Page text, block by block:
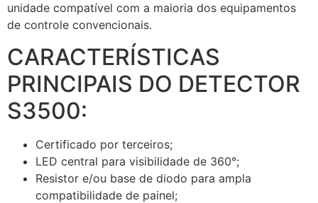
unidade compatível com a maioria dos equipamentos
de controle convencionais.
CARACTERÍSTICAS
PRINCIPAIS DO DETECTOR
S3500:
Certificado por terceiros;
LED central para visibilidade de 360°;
Resistor e/ou base de diodo para ampla
compatibilidade de painel;